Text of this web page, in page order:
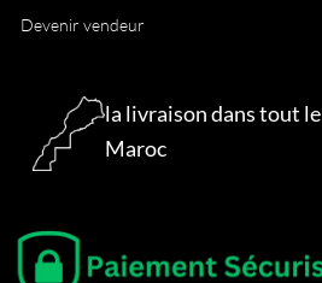
Devenir vendeur
la livraison dans tout le
Maroc